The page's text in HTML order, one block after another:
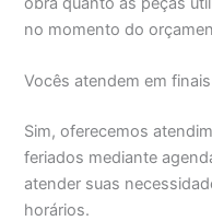
no momento do
Vocês atendem em
Sim, oferecemos
feriados mediante
atender suas
horários.